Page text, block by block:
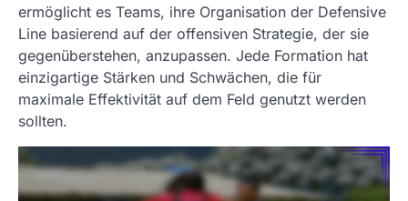
ermöglicht es Teams, ihre Organisation der Defensive
Line basierend auf der offensiven Strategie, der sie
gegenüberstehen, anzupassen. Jede Formation hat
einzigartige Stärken und Schwächen, die für
maximale Effektivität auf dem Feld genutzt werden
sollten.